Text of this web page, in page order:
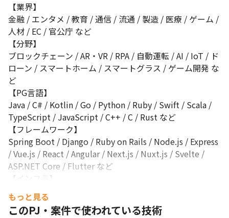
学習支援＆自社開発学習プロジェクトで最新技術習得できます。
⭐学習支援多数！
└ 「Udemy business」加入済み
└ 「資格取得補助」会社既定の資格試験受験時、全額負担
└ 資格取得で年収UP、そのための学習環境は全部あります！
⭐「サブプロジェクト制度」でさらにスキルアップ！
└ 有志メンバーが全国から集まり、自由にプロダクト製作
└ 通常業務では扱えない技術にも、挙手制で自由に挑戦可能！
（スキルスタック例：Go/Gin, Python/Flask, Vue, React, Node,
AWS, Docker）
【業界】
金融 / エンタメ / 教育 / 通信 / 流通 / 製造 / 医療 / ゲーム /
人材 / EC / 官公庁 など
【分野】
ブロックチェーン / AR・VR / RPA / 自動運転 / AI / IoT / ド
ローン / スマートホーム / スマートグラス / ゲーム開発 な
ど
【PG言語】
Java / C# / Kotlin / Go / Python / Ruby / Swift / Scala /
TypeScript / JavaScript / C++ / C / Rust など
【フレームワーク】
Spring Boot / Django / Ruby on Rails / Node.js / Express
/ Vue.js / React / Angular / Next.js / Nuxt.js / Svelte /
ASP.NET Core / Flutter など
【インフラ】
AWS / Azure / Google Cloud Platform / Linux / Windows
Server / Docker / Kubernetes / Terraform
もっと見る
このPJ・案件で使われている技術